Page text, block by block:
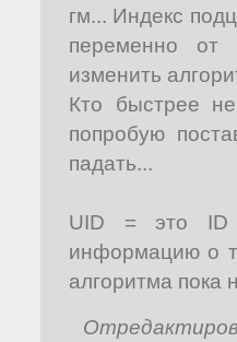
гм... Индекс
переменно от
изменить
Кто быстрее
попробую
падать...
UID = это ID
информацию о
алгоритма пока